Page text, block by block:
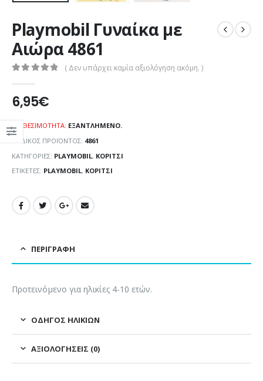
Playmobil Γυναίκα με
Αιώρα 4861
( Δεν υπάρχει καμία αξιολόγηση ακόμη. )
6,95€
ΔΙΑΘΕΣΙΜΌΤΗΤΑ: ΕΞΑΝΤΛΗΜΈΝΟ.
ΚΩΔΙΚΌΣ ΠΡΟΪΌΝΤΟΣ: 4861
ΚΑΤΗΓΟΡΊΕΣ: PLAYMOBIL, ΚΟΡΊΤΣΙ
ΕΤΙΚΈΤΕΣ: PLAYMOBIL, ΚΟΡΊΤΣΙ
ΠΕΡΙΓΡΑΦΉ
Προτεινόμενο για ηλικίες 4-10 ετών.
ΟΔΗΓΌΣ ΗΛΙΚΙΏΝ
ΑΞΙΟΛΟΓΉΣΕΙΣ (0)